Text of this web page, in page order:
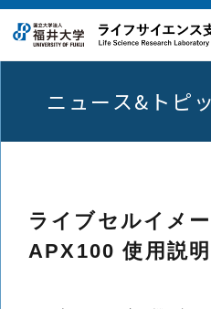
ニュース&トピ
ライブセルイメ
APX100 使用説